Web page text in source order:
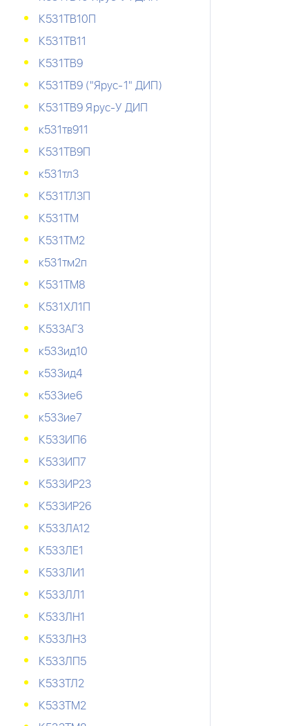
К531ТВ10П
К531ТВ11
К531ТВ9
К531ТВ9 ("Ярус-1" ДИП)
К531ТВ9 Ярус-У ДИП
к531тв911
К531ТВ9П
к531тл3
К531ТЛ3П
К531ТМ
К531ТМ2
к531тм2п
К531ТМ8
К531ХЛ1П
К533АГ3
к533ид10
к533ид4
к533ие6
к533ие7
К533ИП6
К533ИП7
К533ИР23
К533ИР26
К533ЛА12
К533ЛЕ1
К533ЛИ1
К533ЛЛ1
К533ЛН1
К533ЛН3
К533ЛП5
К533ТЛ2
К533ТМ2